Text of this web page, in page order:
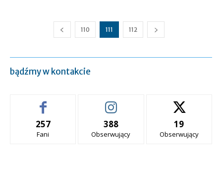
110 111 112
bądźmy w kontakcie
257
Fani
388
Obserwujący
19
Obserwujący